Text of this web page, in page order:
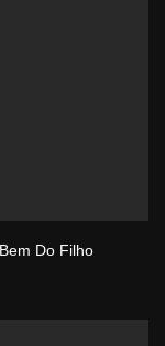
Do Filho